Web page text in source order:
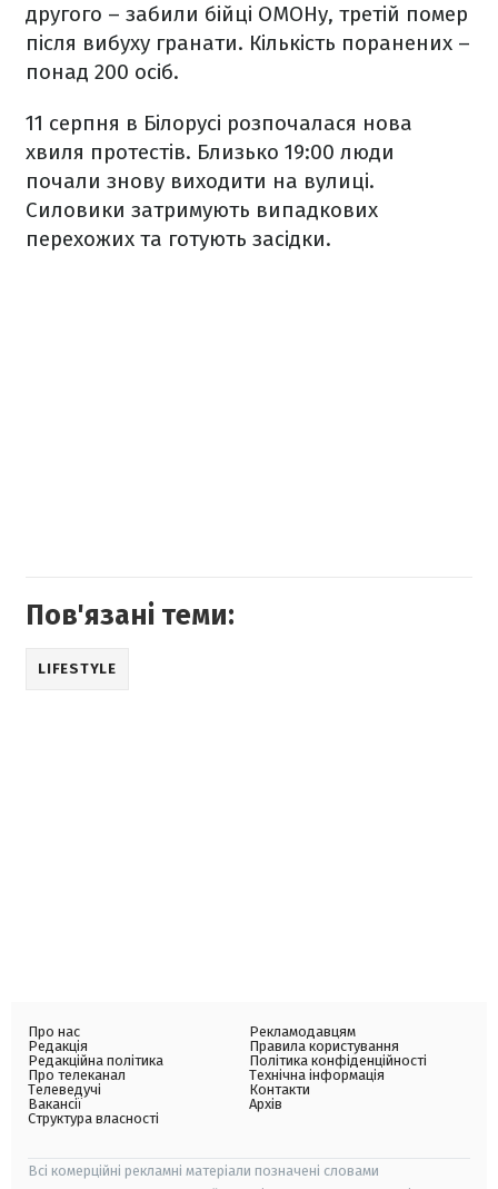
другого – забили бійці ОМОНу, третій помер
після вибуху гранати. Кількість поранених –
понад 200 осіб.
11 серпня в Білорусі розпочалася нова
хвиля протестів. Близько 19:00 люди
почали знову виходити на вулиці.
Силовики затримують випадкових
перехожих та готують засідки.
Пов'язані теми:
LIFESTYLE
Про нас
Редакція
Редакційна політика
Про телеканал
Телеведучі
Вакансії
Структура власності
Рекламодавцям
Правила користування
Політика конфіденційності
Технічна інформація
Контакти
Архів
Всі комерційні рекламні матеріали позначені словами